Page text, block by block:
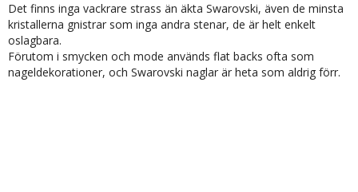
Det finns inga vackrare strass än äkta Swarovski, även de minsta
kristallerna gnistrar som inga andra stenar, de är helt enkelt
oslagbara.
Förutom i smycken och mode används flat backs ofta som
nageldekorationer, och Swarovski naglar är heta som aldrig förr.